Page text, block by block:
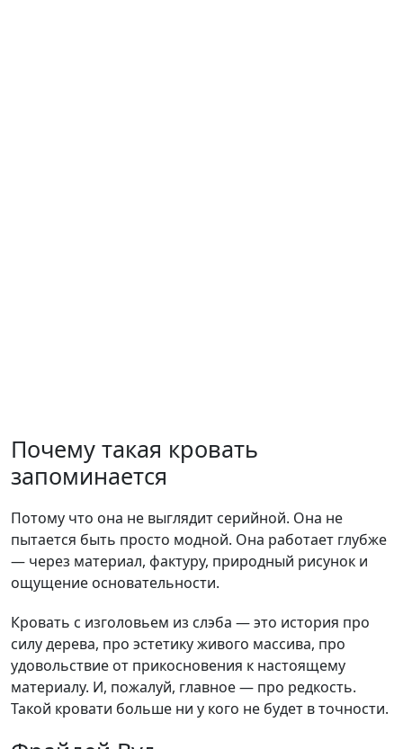
Почему такая кровать
запоминается
Потому что она не выглядит серийной. Она не
пытается быть просто модной. Она работает глубже
— через материал, фактуру, природный рисунок и
ощущение основательности.
Кровать с изголовьем из слэба — это история про
силу дерева, про эстетику живого массива, про
удовольствие от прикосновения к настоящему
материалу. И, пожалуй, главное — про редкость.
Такой кровати больше ни у кого не будет в точности.